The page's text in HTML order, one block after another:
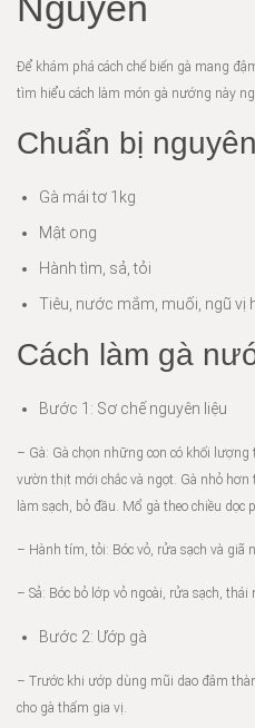
Để khám phá cách chế biến gà mang
tìm hiểu cách làm món gà nướng này
Chuẩn bị
Gà mái tơ 1kg
Mật ong
Hành tìm, sả, tỏi
Tiêu, nước mắm, muối, ngũ vị
Cách làm gà
Bước 1: Sơ chế nguyên liệu
– Gà: Gà chọn những con có khối
vườn thịt mới chắc và ngọt. Gà nhỏ
làm sạch, bỏ đầu. Mổ gà theo chiều dọc
– Hành tím, tỏi: Bóc vỏ, rửa sạch và giã
– Sả: Bóc bỏ lớp vỏ ngoài, rửa sạch, thái
Bước 2: Ướp gà
– Trước khi ướp dùng mũi dao đâm
cho gà thấm gia vị.